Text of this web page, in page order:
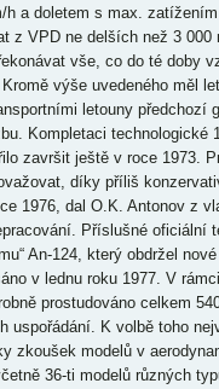
h a doletem s max.
z VPD ne delších než 3
vše, co do té doby
výše uvedeného měl
letouny předchozí
Kompletaci technologické
završit ještě v roce 1973.
díky příliš
1976, dal O.K. Antonov z
Příslušné oficiální
An-124, který obdržel
v lednu roku 1977. V
prostudováno celkem
uspořádání. K volbě toho
zkoušek modelů v
36-ti modelů různých